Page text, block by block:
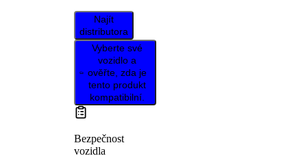
Najít
distributora
Vyberte své
vozidlo a
ověřte, zda je
tento produkt
kompatibilní.
Bezpečnost
vozidla